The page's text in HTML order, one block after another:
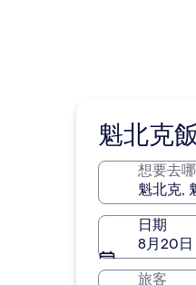
魁北克
想要去
日期
8月20日
旅客